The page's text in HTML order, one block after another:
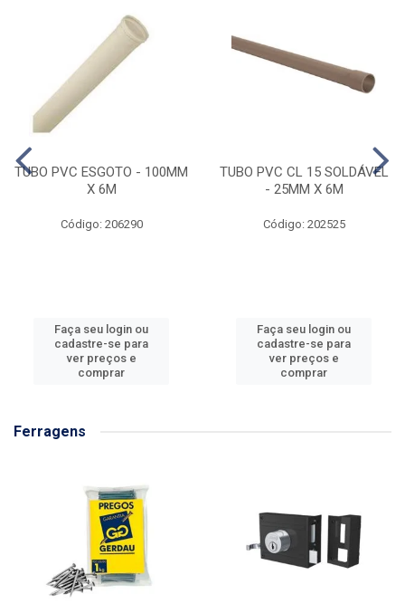
TUBO PVC ESGOTO - 100MM
X 6M
Código: 206290
Faça seu login ou
cadastre-se para
ver preços e
comprar
TUBO PVC CL 15 SOLDÁVEL
- 25MM X 6M
Código: 202525
Faça seu login ou
cadastre-se para
ver preços e
comprar
Ferragens